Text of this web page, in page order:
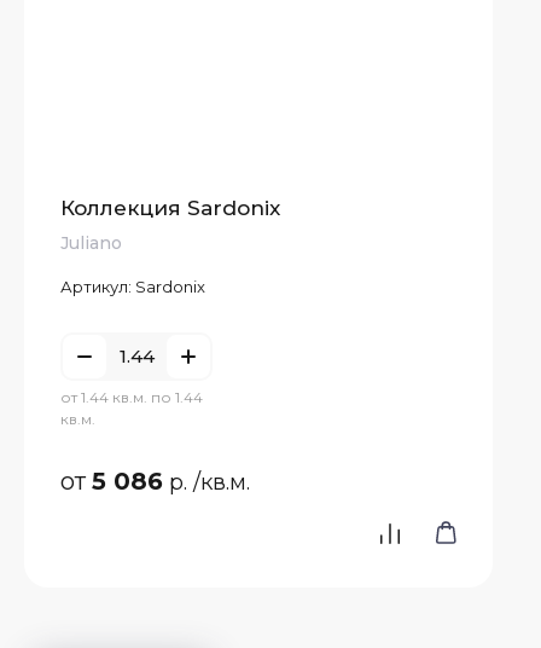
Коллекция Sardonix
Juliano
Артикул: Sardonix
от 1.44 кв.м. по 1.44
кв.м.
от5 086 р. /кв.м.